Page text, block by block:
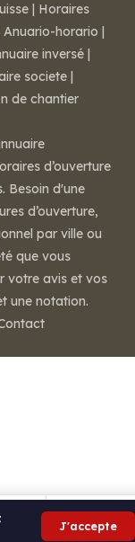
Avis
J'accepte
| Horaires
Anuario-horario |
inversé |
societe |
de chantier
d’ouverture
Besoin d'une
d’ouverture,
par ville ou
que vous
votre avis et vos
une notation.